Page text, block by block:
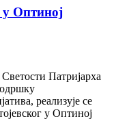
Оптиној
Патријарха
реализује се
у Оптиној